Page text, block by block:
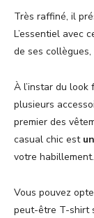
Très raffiné, il
L’essentiel avec
de ses
À l’instar du
plusieurs
premier des
casual chic est
votre habillement.
Vous pouvez
peut-être T-shirt